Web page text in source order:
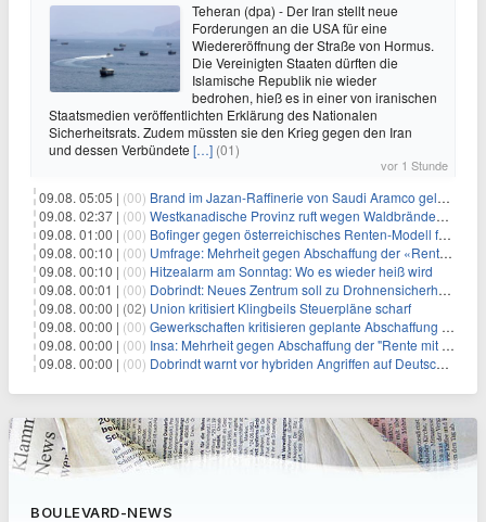
Teheran (dpa) - Der Iran stellt neue
Forderungen an die USA für eine
Wiedereröffnung der Straße von Hormus.
Die Vereinigten Staaten dürften die
Islamische Republik nie wieder
bedrohen, hieß es in einer von iranischen
Staatsmedien veröffentlichten Erklärung des Nationalen
Sicherheitsrats. Zudem müssten sie den Krieg gegen den Iran
und dessen Verbündete […] (01)
vor 1 Stunde
09.08. 05:05 | (00) Brand im Jazan-Raffinerie von Saudi Aramco gelöscht: Auswirkungen auf die Energiemärkte
09.08. 02:37 | (00) Westkanadische Provinz ruft wegen Waldbränden Notstand aus
09.08. 01:00 | (00) Bofinger gegen österreichisches Renten-Modell für Schwerarbeiter
09.08. 00:10 | (00) Umfrage: Mehrheit gegen Abschaffung der «Rente mit 63»
09.08. 00:10 | (00) Hitzealarm am Sonntag: Wo es wieder heiß wird
09.08. 00:01 | (00) Dobrindt: Neues Zentrum soll zu Drohnensicherheit forschen
09.08. 00:00 | (02) Union kritisiert Klingbeils Steuerpläne scharf
09.08. 00:00 | (00) Gewerkschaften kritisieren geplante Abschaffung der "Rente mit 63"
09.08. 00:00 | (00) Insa: Mehrheit gegen Abschaffung der "Rente mit 63"
09.08. 00:00 | (00) Dobrindt warnt vor hybriden Angriffen auf Deutschland
BOULEVARD-NEWS